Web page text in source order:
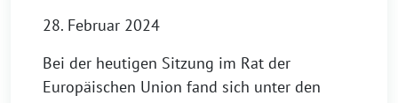
28. Februar 2024
Bei der heutigen Sitzung im Rat der
Europäischen Union fand sich unter den